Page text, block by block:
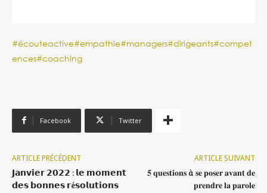
#écouteactive#empathie#managers#dirigeants#compet
ences#coaching
Facebook Twitter
ARTICLE PRÉCÉDENT
𝗝𝗮𝗻𝘃𝗶𝗲𝗿 𝟮𝟬𝟮𝟮 : 𝗹𝗲 𝗺𝗼𝗺𝗲𝗻𝘁
𝗱𝗲𝘀 𝗯𝗼𝗻𝗻𝗲𝘀 𝗿é𝘀𝗼𝗹𝘂𝘁𝗶𝗼𝗻𝘀
ARTICLE SUIVANT
𝟓 𝐪𝐮𝐞𝐬𝐭𝐢𝐨𝐧𝐬 à 𝐬𝐞 𝐩𝐨𝐬𝐞𝐫 𝐚𝐯𝐚𝐧𝐭 𝐝𝐞
𝐩𝐫𝐞𝐧𝐝𝐫𝐞 𝐥𝐚 𝐩𝐚𝐫𝐨𝐥𝐞